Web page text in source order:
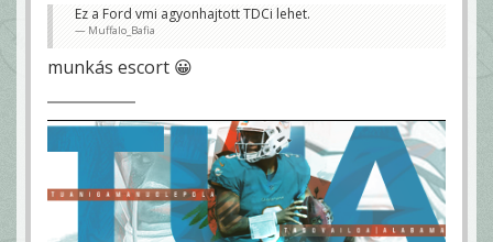
Ez a Ford vmi agyonhajtott TDCi lehet.
Muffalo_Bafia
munkás escort 😀